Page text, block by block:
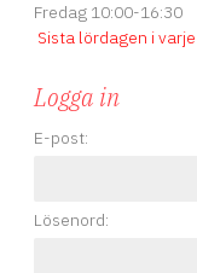
Fredag 10:00-16:30
Sista lördagen i
Logga in
E-post:
Lösenord: